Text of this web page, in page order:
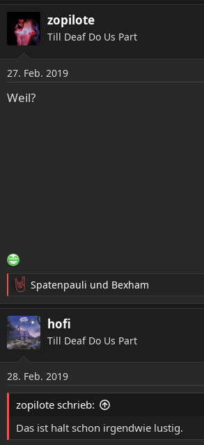
zopilote
Till Deaf Do Us Part
27. Feb. 2019
Weil?
R
e
a
k
t
n
e
n
Spatenpauli und Bexham
hofi
Till Deaf Do Us Part
28. Feb. 2019
zopilote schrieb:
Das ist halt schon irgendwie lustig.